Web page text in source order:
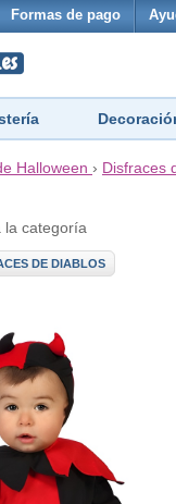
Formas de pago
Halloween › Disfraces
la categoría
DE DIABLOS